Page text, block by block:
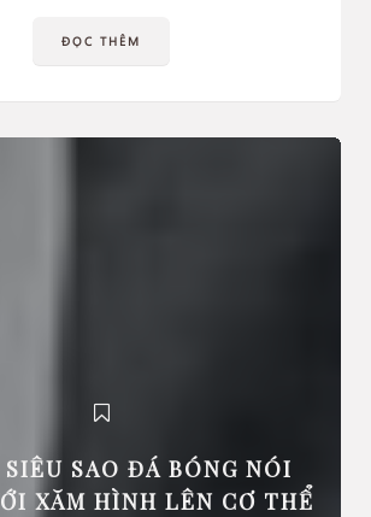
ĐỌC THÊM
SIÊU SAO ĐÁ BÓNG NÓI
XĂM HÌNH LÊN CƠ THỂ